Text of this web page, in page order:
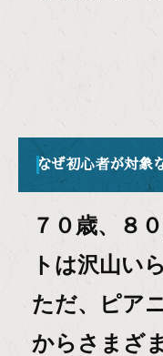
なぜ初心者が対象
７０歳、８
トは沢山い
ただ、ピア
からさまざ